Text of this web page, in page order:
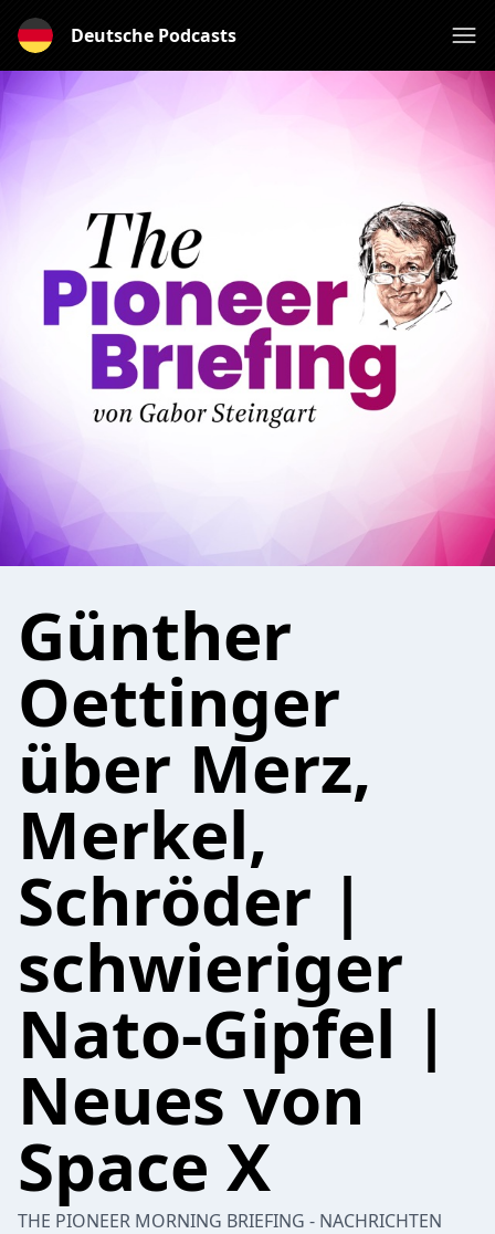
Deutsche Podcasts
Günther
Oettinger
über Merz,
Merkel,
Schröder |
schwieriger
Nato-Gipfel |
Neues von
Space X
THE PIONEER MORNING BRIEFING - NACHRICHTEN